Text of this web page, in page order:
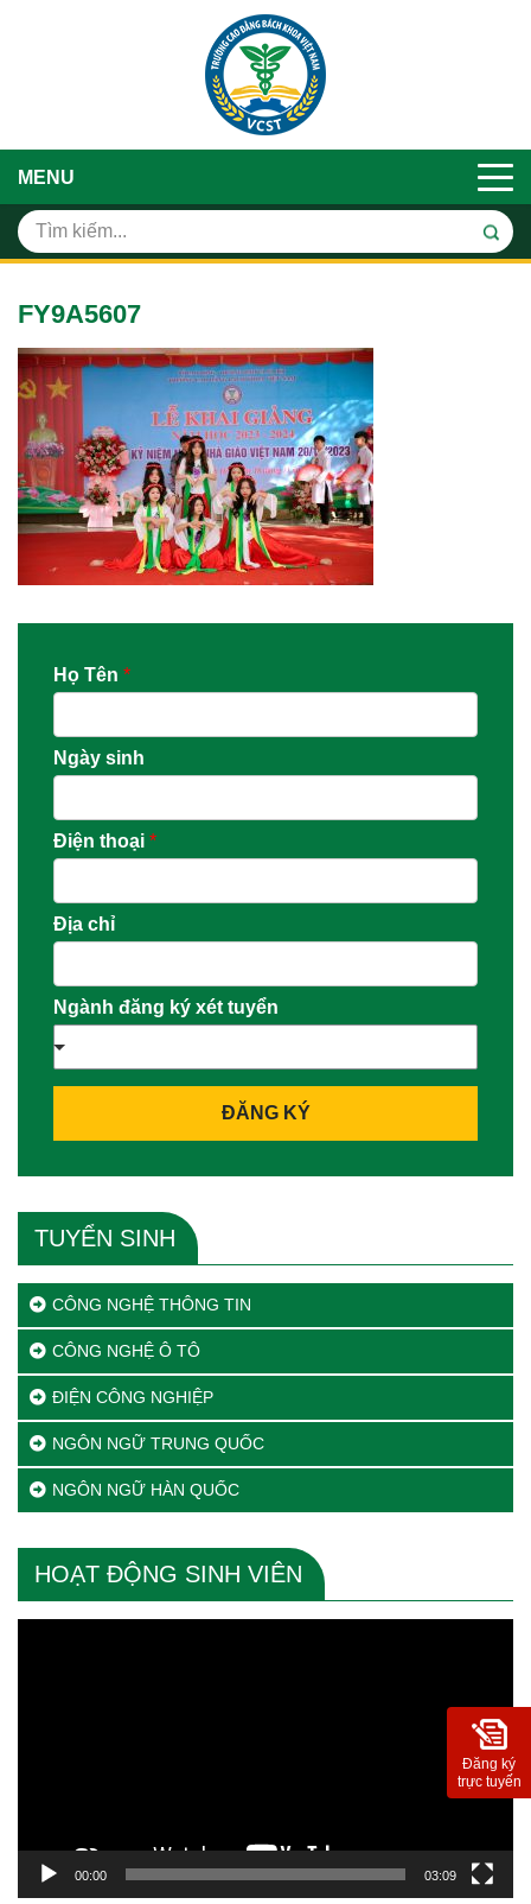
MENU
FY9A5607
Họ Tên *
Ngày sinh
Điện thoại *
Địa chỉ
Ngành đăng ký xét tuyển
ĐĂNG KÝ
TUYỂN SINH
CÔNG NGHỆ THÔNG TIN
CÔNG NGHỆ Ô TÔ
ĐIỆN CÔNG NGHIỆP
NGÔN NGỮ TRUNG QUỐC
NGÔN NGỮ HÀN QUỐC
HOẠT ĐỘNG SINH VIÊN
00:00 03:09
Đăng ký
trực tuyến